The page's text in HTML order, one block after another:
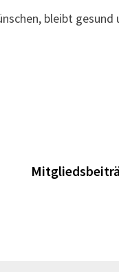
bleibt gesund